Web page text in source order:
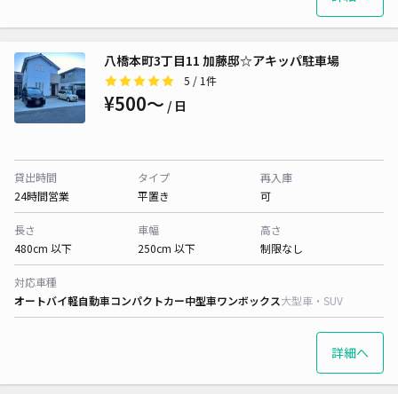
八橋本町3丁目11 加藤邸☆アキッパ駐車場
5 / 1件
¥500〜 / 日
貸出時間
24時間営業
タイプ
平置き
再入庫
可
長さ
480cm 以下
車幅
250cm 以下
高さ
制限なし
対応車種
オートバイ軽自動車コンパクトカー中型車ワンボックス大型車・SUV
詳細へ